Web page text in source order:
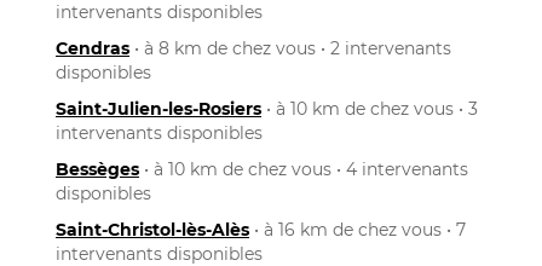
intervenants disponibles
Cendras • à 8 km de chez vous • 2 intervenants
disponibles
Saint-Julien-les-Rosiers • à 10 km de chez vous • 3
intervenants disponibles
Bessèges • à 10 km de chez vous • 4 intervenants
disponibles
Saint-Christol-lès-Alès • à 16 km de chez vous • 7
intervenants disponibles